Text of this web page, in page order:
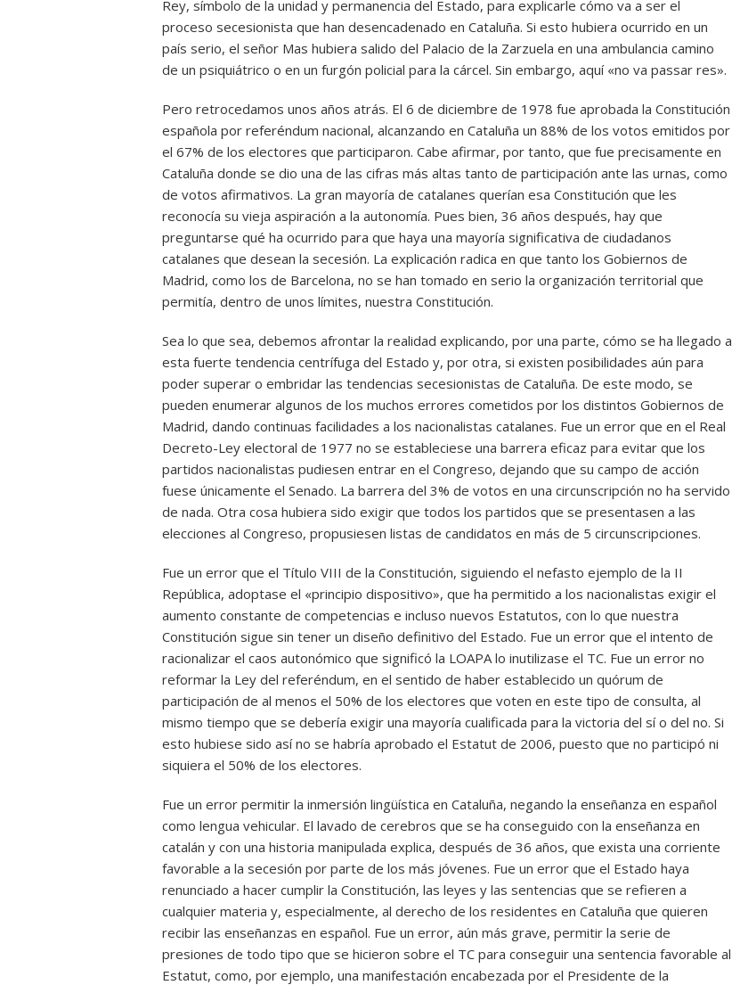
Rey, símbolo de la unidad y permanencia del Estado, para explicarle cómo va a ser el
proceso secesionista que han desencadenado en Cataluña. Si esto hubiera ocurrido en un
país serio, el señor Mas hubiera salido del Palacio de la Zarzuela en una ambulancia camino
de un psiquiátrico o en un furgón policial para la cárcel. Sin embargo, aquí «no va passar res».
Pero retrocedamos unos años atrás. El 6 de diciembre de 1978 fue aprobada la Constitución
española por referéndum nacional, alcanzando en Cataluña un 88% de los votos emitidos por
el 67% de los electores que participaron. Cabe afirmar, por tanto, que fue precisamente en
Cataluña donde se dio una de las cifras más altas tanto de participación ante las urnas, como
de votos afirmativos. La gran mayoría de catalanes querían esa Constitución que les
reconocía su vieja aspiración a la autonomía. Pues bien, 36 años después, hay que
preguntarse qué ha ocurrido para que haya una mayoría significativa de ciudadanos
catalanes que desean la secesión. La explicación radica en que tanto los Gobiernos de
Madrid, como los de Barcelona, no se han tomado en serio la organización territorial que
permitía, dentro de unos límites, nuestra Constitución.
Sea lo que sea, debemos afrontar la realidad explicando, por una parte, cómo se ha llegado a
esta fuerte tendencia centrífuga del Estado y, por otra, si existen posibilidades aún para
poder superar o embridar las tendencias secesionistas de Cataluña. De este modo, se
pueden enumerar algunos de los muchos errores cometidos por los distintos Gobiernos de
Madrid, dando continuas facilidades a los nacionalistas catalanes. Fue un error que en el Real
Decreto-Ley electoral de 1977 no se estableciese una barrera eficaz para evitar que los
partidos nacionalistas pudiesen entrar en el Congreso, dejando que su campo de acción
fuese únicamente el Senado. La barrera del 3% de votos en una circunscripción no ha servido
de nada. Otra cosa hubiera sido exigir que todos los partidos que se presentasen a las
elecciones al Congreso, propusiesen listas de candidatos en más de 5 circunscripciones.
Fue un error que el Título VIII de la Constitución, siguiendo el nefasto ejemplo de la II
República, adoptase el «principio dispositivo», que ha permitido a los nacionalistas exigir el
aumento constante de competencias e incluso nuevos Estatutos, con lo que nuestra
Constitución sigue sin tener un diseño definitivo del Estado. Fue un error que el intento de
racionalizar el caos autonómico que significó la LOAPA lo inutilizase el TC. Fue un error no
reformar la Ley del referéndum, en el sentido de haber establecido un quórum de
participación de al menos el 50% de los electores que voten en este tipo de consulta, al
mismo tiempo que se debería exigir una mayoría cualificada para la victoria del sí o del no. Si
esto hubiese sido así no se habría aprobado el Estatut de 2006, puesto que no participó ni
siquiera el 50% de los electores.
Fue un error permitir la inmersión lingüística en Cataluña, negando la enseñanza en español
como lengua vehicular. El lavado de cerebros que se ha conseguido con la enseñanza en
catalán y con una historia manipulada explica, después de 36 años, que exista una corriente
favorable a la secesión por parte de los más jóvenes. Fue un error que el Estado haya
renunciado a hacer cumplir la Constitución, las leyes y las sentencias que se refieren a
cualquier materia y, especialmente, al derecho de los residentes en Cataluña que quieren
recibir las enseñanzas en español. Fue un error, aún más grave, permitir la serie de
presiones de todo tipo que se hicieron sobre el TC para conseguir una sentencia favorable al
Estatut, como, por ejemplo, una manifestación encabezada por el Presidente de la